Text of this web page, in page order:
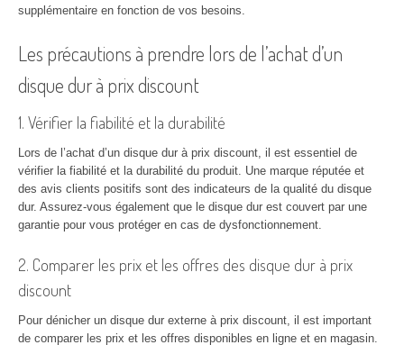
supplémentaire en fonction de vos besoins.
Les précautions à prendre lors de l’achat d’un
disque dur à prix discount
1. Vérifier la fiabilité et la durabilité
Lors de l’achat d’un disque dur à prix discount, il est essentiel de
vérifier la fiabilité et la durabilité du produit. Une marque réputée et
des avis clients positifs sont des indicateurs de la qualité du disque
dur. Assurez-vous également que le disque dur est couvert par une
garantie pour vous protéger en cas de dysfonctionnement.
2. Comparer les prix et les offres des disque dur à prix
discount
Pour dénicher un disque dur externe à prix discount, il est important
de comparer les prix et les offres disponibles en ligne et en magasin.